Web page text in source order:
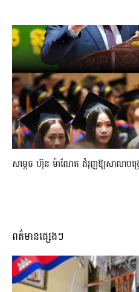
សម្តេច ហ៊ុន ម៉ាណែត ជំរុញឱ្យសាលាប
ពត៌មានផ្សេងៗ